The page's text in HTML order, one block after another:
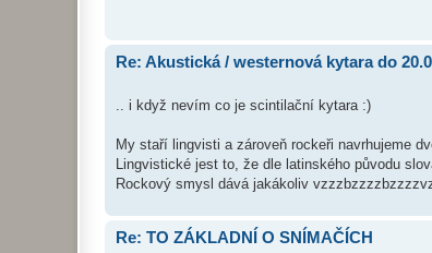
Re: Akustická / westernová kytara do
.. i když nevím co je scintilační kytara :)
My staří lingvisti a zároveň rockeři navrhujeme
Lingvistické jest to, že dle latinského původu
Rockový smysl dává jakákoliv
Re: TO ZÁKLADNÍ O SNÍMAČÍCH